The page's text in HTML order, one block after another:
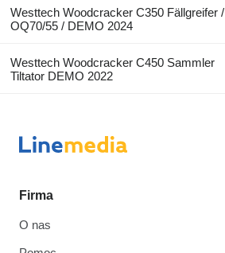
Westtech Woodcracker C350 Fällgreifer /
OQ70/55 / DEMO 2024
Westtech Woodcracker C450 Sammler
Tiltator DEMO 2022
Firma
O nas